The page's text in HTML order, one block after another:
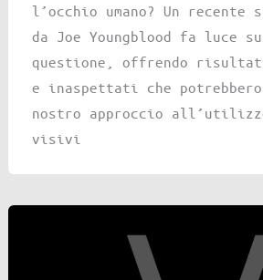
l’occhio umano? Un recente
da Joe Youngblood fa luce
questione, offrendo
e inaspettati che
nostro approccio
visivi